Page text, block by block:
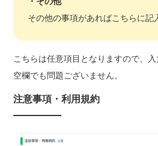
その他の事項があればこちらに記
こちらは任意項目となりますので、
空欄でも問題ございません。
注意事項・利用規約